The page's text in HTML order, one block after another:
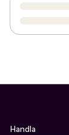
Handla